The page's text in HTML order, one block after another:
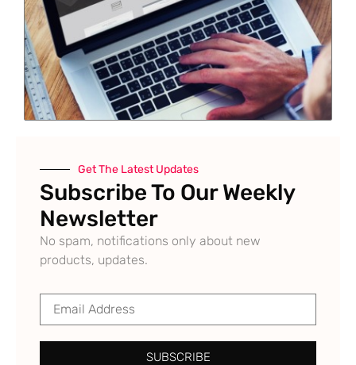
Get The Latest Updates
Subscribe To Our Weekly
Newsletter
No spam, notifications only about new
products, updates.
SUBSCRIBE